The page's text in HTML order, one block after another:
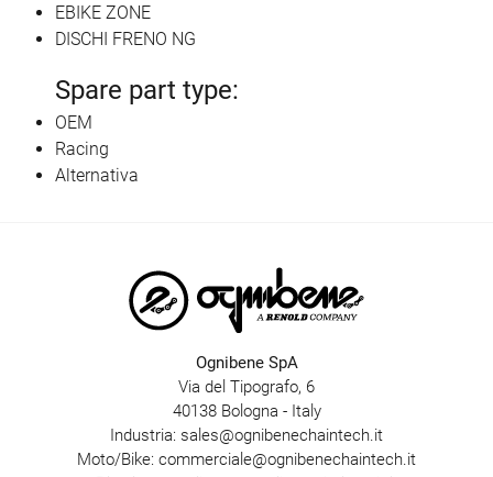
EBIKE ZONE
DISCHI FRENO NG
Spare part type:
OEM
Racing
Alternativa
Ognibene SpA
Via del Tipografo, 6
40138 Bologna - Italy
Industria: sales@ognibenechaintech.it
Moto/Bike: commerciale@ognibenechaintech.it